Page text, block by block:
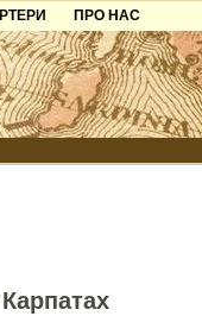
ПРО НАС
Контакти
Партнерам
Додати готель